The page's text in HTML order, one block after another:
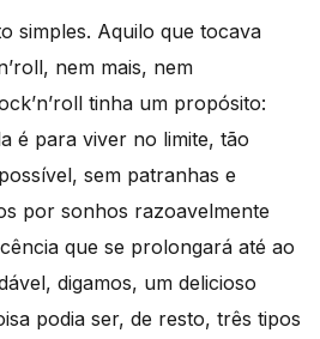
simples. Aquilo que tocava
nem mais, nem
tinha um propósito:
é para viver no limite, tão
sem patranhas e
por sonhos razoavelmente
que se prolongará até ao
digamos, um delicioso
podia ser, de resto, três tipos